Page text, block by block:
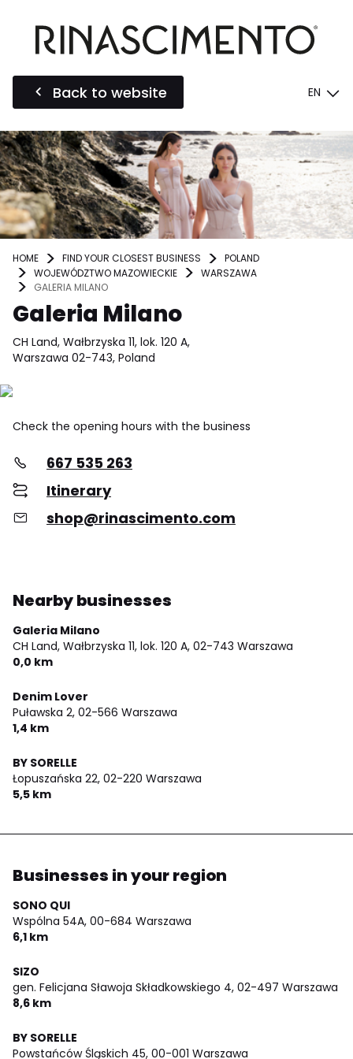
Back to website EN
HOME FIND YOUR CLOSEST BUSINESS
POLAND
WOJEWÓDZTWO MAZOWIECKIE
WARSZAWA
GALERIA MILANO
Galeria Milano
CH Land, Wałbrzyska 11, lok. 120 A,
Warszawa 02-743, Poland
Check the opening hours with the business
667 535 263
Itinerary
shop@rinascimento.com
Nearby businesses
Galeria Milano
CH Land, Wałbrzyska 11, lok. 120 A, 02-743 Warszawa
0,0 km
Denim Lover
Puławska 2, 02-566 Warszawa
1,4 km
BY SORELLE
Łopuszańska 22, 02-220 Warszawa
5,5 km
Businesses in your region
SONO QUI
Wspólna 54A, 00-684 Warszawa
6,1 km
SIZO
gen. Felicjana Sławoja Składkowskiego 4, 02-497 Warszawa
8,6 km
BY SORELLE
Powstańców Śląskich 45, 00-001 Warszawa